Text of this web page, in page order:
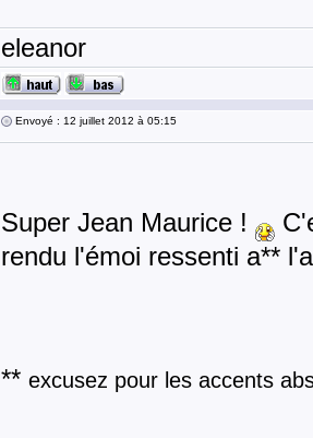
eleanor
Envoyé : 12 juillet 2012 à 05:15
Super Jean Maurice !
rendu l'émoi ressenti a**
** excusez pour les accents